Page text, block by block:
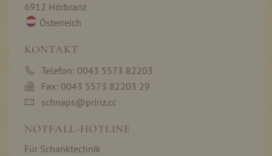
6912 Hörbranz
Österreich
KONTAKT
Telefon: 0043 5573 82203
Fax: 0043 5573 82203 29
schnaps@prinz.cc
NOTFALL-HOTLINE
Für Schanktechnik